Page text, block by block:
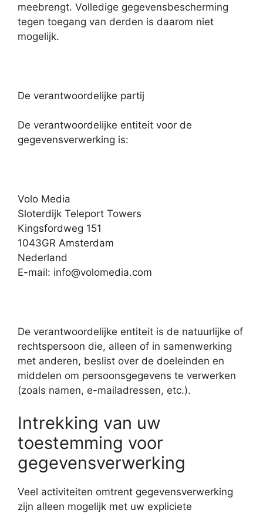
meebrengt. Volledige gegevensbescherming
tegen toegang van derden is daarom niet
mogelijk.
De verantwoordelijke partij
De verantwoordelijke entiteit voor de
gegevensverwerking is:
Volo Media
Sloterdijk Teleport Towers
Kingsfordweg 151
1043GR Amsterdam
Nederland
E-mail: info@volomedia.com
De verantwoordelijke entiteit is de natuurlijke of
rechtspersoon die, alleen of in samenwerking
met anderen, beslist over de doeleinden en
middelen om persoonsgegevens te verwerken
(zoals namen, e-mailadressen, etc.).
Intrekking van uw
toestemming voor
gegevensverwerking
Veel activiteiten omtrent gegevensverwerking
zijn alleen mogelijk met uw expliciete